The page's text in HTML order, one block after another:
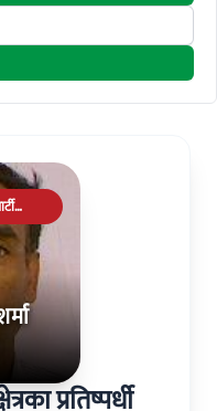
चिन्ह)
प्रतिष्पर्धी